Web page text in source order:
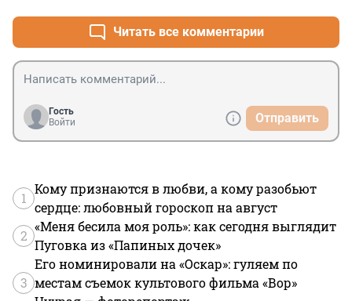
полиция не реагирует на это, не понятно.
Читать все комментарии
Гость
Войти
Отправить
1
Кому признаются в любви, а кому разобьют
сердце: любовный гороскоп на август
2
«Меня бесила моя роль»: как сегодня выглядит
Пуговка из «Папиных дочек»
3
Его номинировали на «Оскар»: гуляем по
местам съемок культового фильма «Вор»